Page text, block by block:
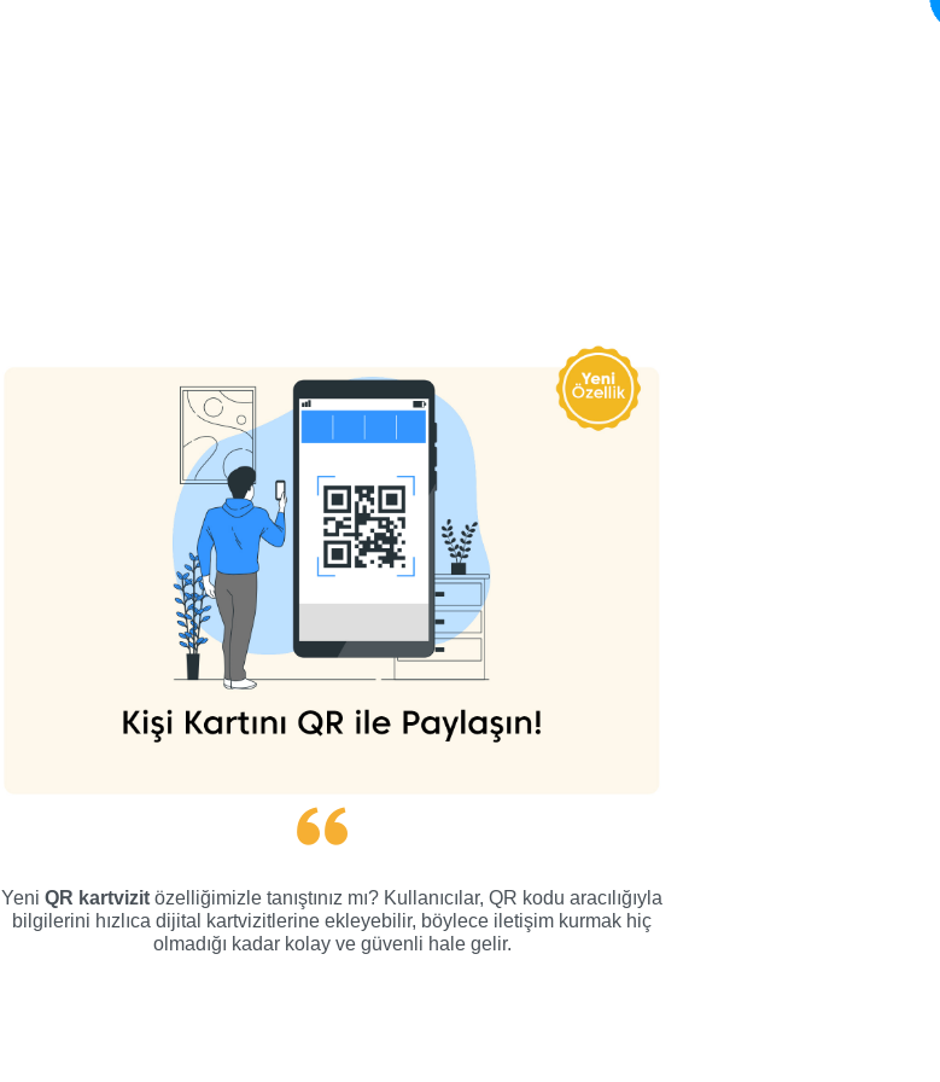
Yeni QR kartvizit özelliğimizle tanıştınız mı? Kullanıcılar, QR kodu aracılığıyla
bilgilerini hızlıca dijital kartvizitlerine ekleyebilir, böylece iletişim kurmak hiç
olmadığı kadar kolay ve güvenli hale gelir.